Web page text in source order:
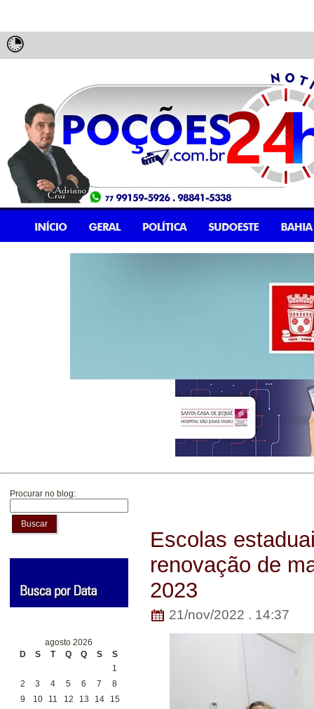
Procurar no blog:
Buscar
agosto 2026
D
S T Q Q S
S
1
2
3 4 5 6 7
8
9
10 11 12 13 14
15
Escolas
renovação de
2023
21/nov/2022 . 14:37